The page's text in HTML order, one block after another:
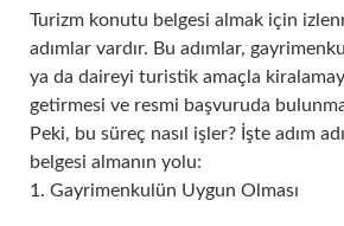
Turizm konutu belgesi almak için
adımlar vardır. Bu adımlar,
ya da daireyi turistik amaçla
getirmesi ve resmi başvuruda
Peki, bu süreç nasıl işler? İşte adım
belgesi almanın yolu:
1. Gayrimenkulün Uygun Olması